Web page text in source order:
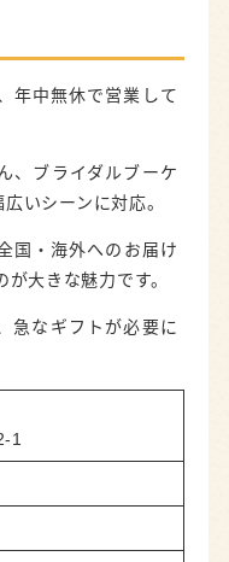
年中無休で営業して
、ブライダルブーケ
いシーンに対応。
国・海外へのお届け
大きな魅力です。
急なギフトが必要に
1